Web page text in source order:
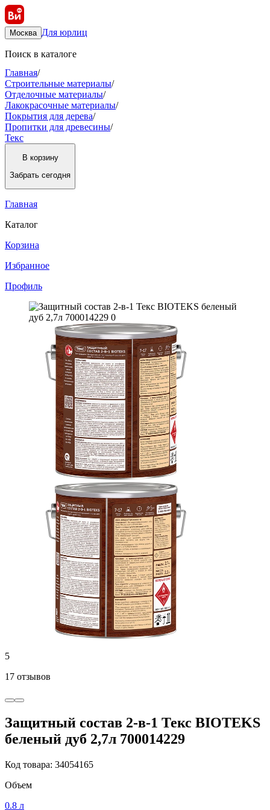
Москва Для юрлиц
Поиск в каталоге
Главная/
Строительные материалы/
Отделочные материалы/
Лакокрасочные материалы/
Покрытия для дерева/
Пропитки для древесины/
Текс
В корзину
Забрать сегодня
Главная
Каталог
Корзина
Избранное
Профиль
5
17 отзывов
Защитный состав 2-в-1 Текс BIOTEKS
беленый дуб 2,7л 700014229
Код товара: 34054165
Объем
0.8 л